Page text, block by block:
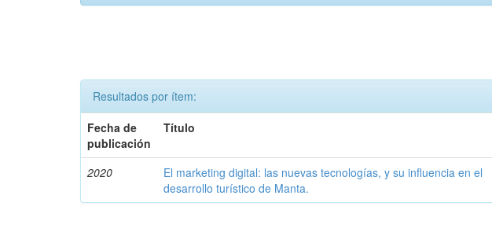
Resultados por ítem:
Fecha de
publicación
Título
2020
El marketing digital: las nuevas tecnologías, y su influencia en el
desarrollo turístico de Manta.